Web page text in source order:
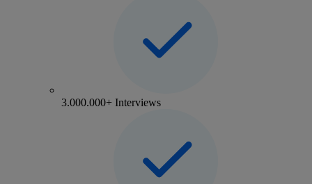
3.000.000+ Interviews